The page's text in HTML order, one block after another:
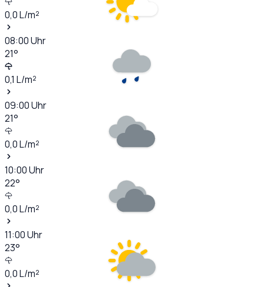
0,0L/m²
08:00Uhr
21°
0,1 L/m²
09:00Uhr
21°
0,0L/m²
10:00Uhr
22°
0,0L/m²
11:00Uhr
23°
0,0L/m²